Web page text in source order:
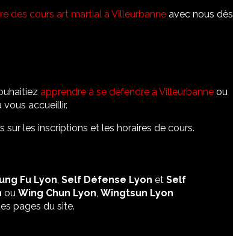
des cours art martial à Villeurbanne avec nous dès
apprendre à se défendre à Villeurbanne ou
accueillir.
les inscriptions et les horaires de cours.
Fu Lyon, Self Défense Lyon et Self
ou Wing Chun Lyon, Wingtsun Lyon
pages du site.